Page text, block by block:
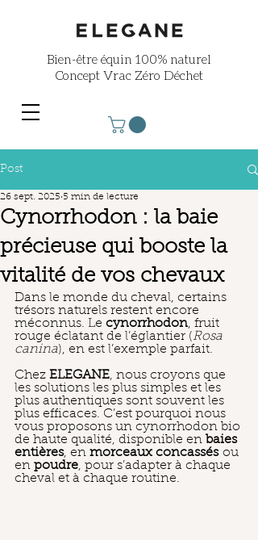
Bien-être équin 100% naturel
Concept Vrac Zéro Déchet
Post
Cynorrhodon : la baie
précieuse qui booste la
vitalité de vos chevaux
26 sept. 2025 5 min de lecture
Dans le monde du cheval, certains
trésors naturels restent encore
méconnus. Le cynorrhodon, fruit
rouge éclatant de l’églantier (Rosa
canina), en est l’exemple parfait.
Chez ELEGANE, nous croyons que
les solutions les plus simples et les
plus authentiques sont souvent les
plus efficaces. C’est pourquoi nous
vous proposons un cynorrhodon bio
de haute qualité, disponible en baies
entières, en morceaux concassés ou
en poudre, pour s’adapter à chaque
cheval et à chaque routine.